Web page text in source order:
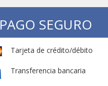
PAGO SEGURO
Tarjeta de crédito/débito
Transferencia bancaria